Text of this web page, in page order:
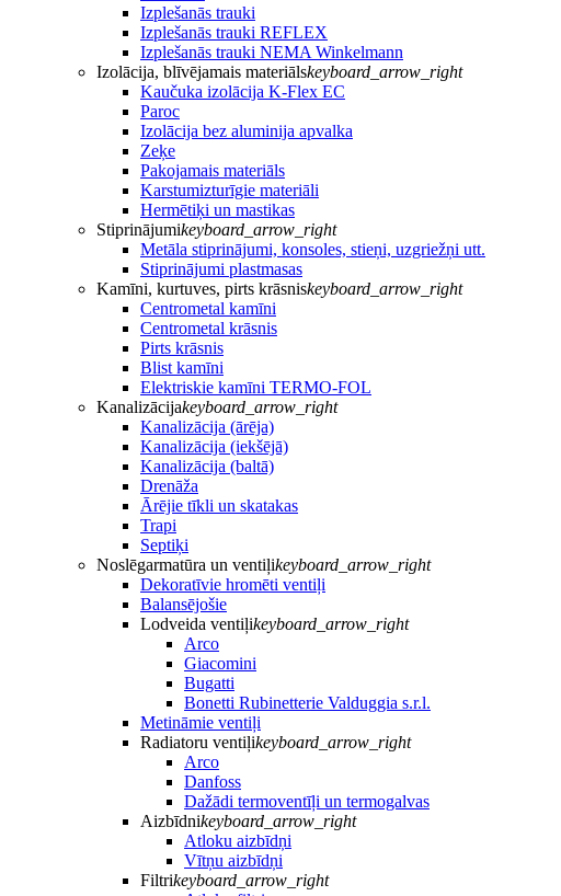
Izplešanās trauki
Izplešanās trauki REFLEX
Izplešanās trauki NEMA Winkelmann
Izolācija, blīvējamais materiālskeyboard_arrow_right
Kaučuka izolācija K-Flex EC
Paroc
Izolācija bez aluminija apvalka
Zeķe
Pakojamais materiāls
Karstumizturīgie materiāli
Hermētiķi un mastikas
Stiprinājumikeyboard_arrow_right
Metāla stiprinājumi, konsoles, stieņi, uzgriežņi utt.
Stiprinājumi plastmasas
Kamīni, kurtuves, pirts krāsniskeyboard_arrow_right
Centrometal kamīni
Centrometal krāsnis
Pirts krāsnis
Blist kamīni
Elektriskie kamīni TERMO-FOL
Kanalizācijakeyboard_arrow_right
Kanalizācija (ārēja)
Kanalizācija (iekšējā)
Kanalizācija (baltā)
Drenāža
Ārējie tīkli un skatakas
Trapi
Septiķi
Noslēgarmatūra un ventiļikeyboard_arrow_right
Dekoratīvie hromēti ventiļi
Balansējošie
Lodveida ventiļikeyboard_arrow_right
Arco
Giacomini
Bugatti
Bonetti Rubinetterie Valduggia s.r.l.
Metināmie ventiļi
Radiatoru ventiļikeyboard_arrow_right
Arco
Danfoss
Dažādi termoventīļi un termogalvas
Aizbīdnikeyboard_arrow_right
Atloku aizbīdņi
Vītņu aizbīdņi
Filtrikeyboard_arrow_right